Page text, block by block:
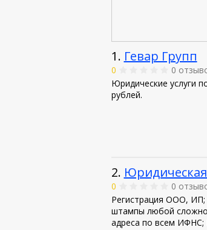
1. Гевар Групп
0
0
Юридические услуги
рублей.
2.
0
0
Регистрация ООО, ИП;
штампы любой
адреса по всем ИФНС;